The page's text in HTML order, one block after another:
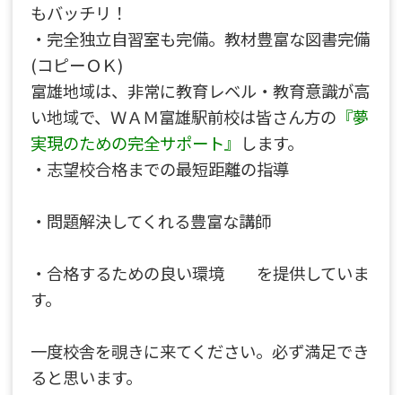
もバッチリ！
・完全独立自習室も完備。教材豊富な図書完備
(コピーＯＫ)
富雄地域は、非常に教育レベル・教育意識が高
い地域で、ＷＡＭ富雄駅前校は皆さん方の 『夢
実現のための完全サポート』 します。
・志望校合格までの最短距離の指導
・問題解決してくれる豊富な講師
・合格するための良い環境 を提供していま
す。
一度校舎を覗きに来てください。必ず満足でき
ると思います。